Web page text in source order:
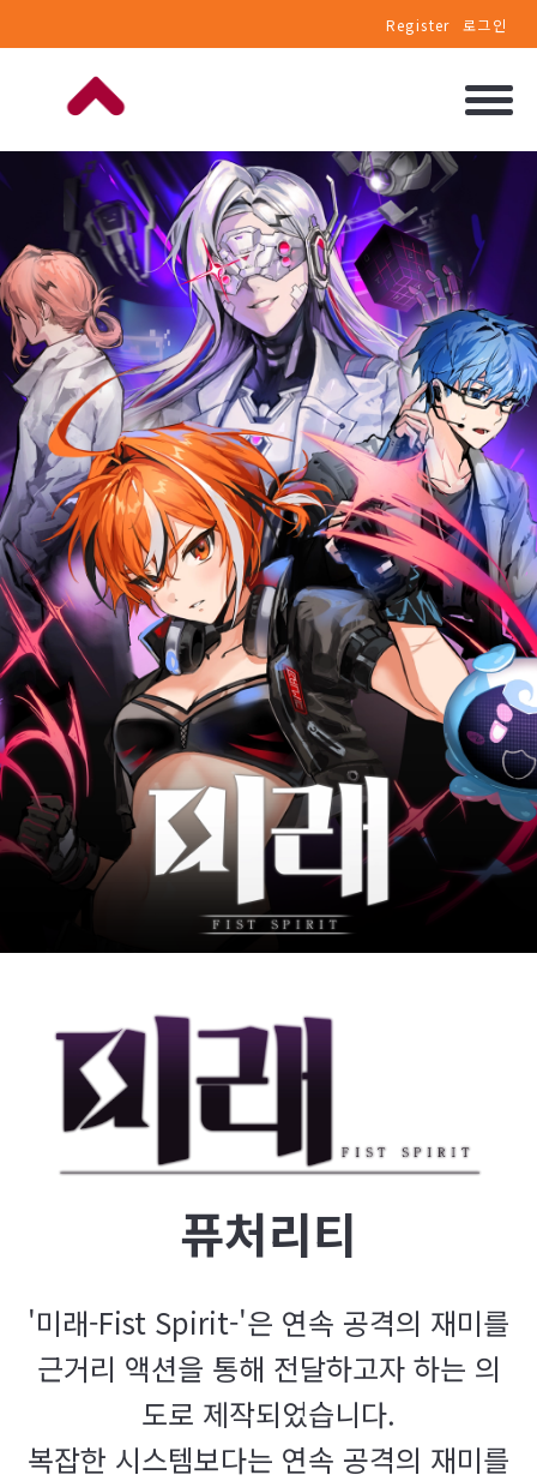
Register 로그인
퓨처리티
'미래-Fist Spirit-'은 연속 공격의 재미를
근거리 액션을 통해 전달하고자 하는 의
도로 제작되었습니다.
복잡한 시스템보다는 연속 공격의 재미를